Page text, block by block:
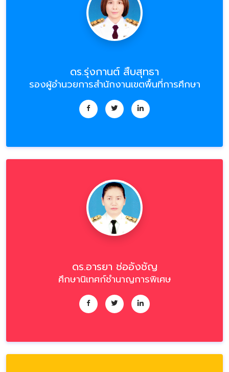
ดร.รุ่งกานต์ สืบสุทธา
รองผู้อำนวยการสำนักงานเขตพื้นที่การศึกษา
ดร.อารยา ช่ออังชัญ
ศึกษานิเทศก์ชำนาญการพิเศษ